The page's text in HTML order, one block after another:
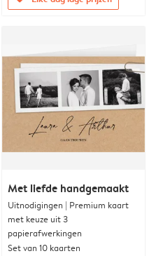
Met liefde handgemaakt
Uitnodigingen | Premium kaart
met keuze uit 3
papierafwerkingen
Set van 10 kaarten